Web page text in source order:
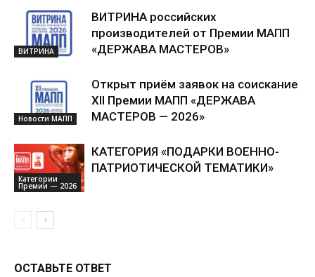
ВИТРИНА
ВИТРИНА российских
производителей от Премии МАПП
«ДЕРЖАВА МАСТЕРОВ»
Новости МАПП
Открыт приём заявок на соискание
XII Премии МАПП «ДЕРЖАВА
МАСТЕРОВ — 2026»
Категории
Премии — 2026
КАТЕГОРИЯ «ПОДАРКИ ВОЕННО-
ПАТРИОТИЧЕСКОЙ ТЕМАТИКИ»
ОСТАВЬТЕ ОТВЕТ